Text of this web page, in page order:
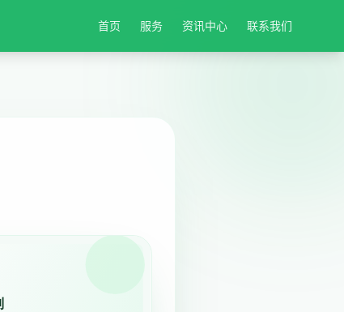
首页 服务 资讯中心 联系我们